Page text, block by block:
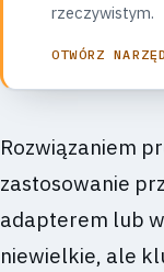
rzeczywistym.
OTWÓRZ
Rozwiązaniem
zastosowanie
adapterem lub
niewielkie, ale